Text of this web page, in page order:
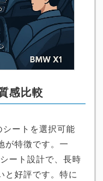
感比較
シートを選択可能
が特徴です。一
ート設計で、長時
と好評です。特に